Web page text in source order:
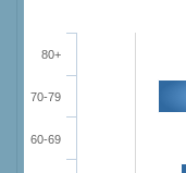
60-69
70-79
80+